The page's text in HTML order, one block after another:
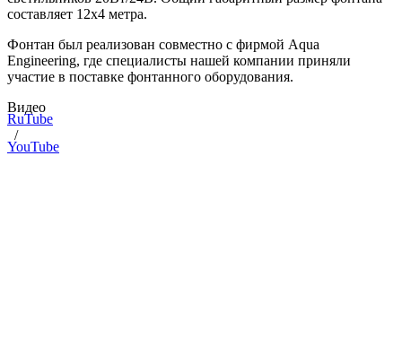
составляет 12х4 метра.
Фонтан был реализован совместно с фирмой Aqua
Engineering, где специалисты нашей компании приняли
участие в поставке фонтанного оборудования.
Видео
RuTube
/
YouTube